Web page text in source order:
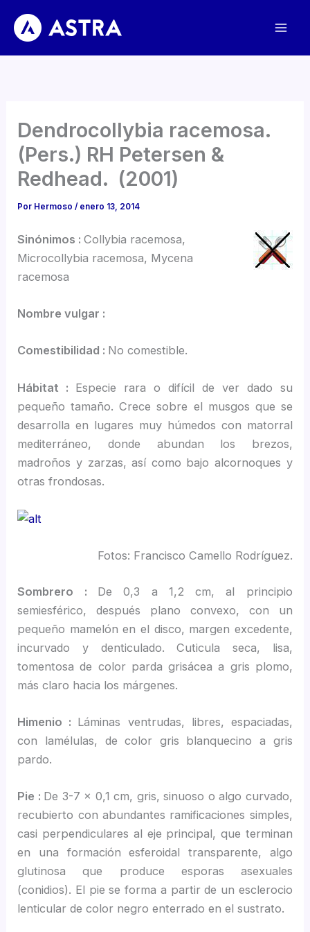
contenido
Dendrocollybia racemosa.
(Pers.) RH Petersen &
Redhead. (2001)
Por Hermoso/ enero 13, 2014
Sinónimos :Collybia racemosa,
Microcollybia racemosa, Mycena
racemosa
Nombre vulgar :
Comestibilidad : No comestible.
Hábitat : Especie rara o difícil de ver dado su
pequeño tamaño. Crece sobre el musgos que se
desarrolla en lugares muy húmedos con matorral
mediterráneo, donde abundan los brezos,
madroños y zarzas, así como bajo alcornoques y
otras frondosas.
Fotos: Francisco Camello Rodríguez.
Sombrero : De 0,3 a 1,2 cm, al principio
semiesférico, después plano convexo, con un
pequeño mamelón en el disco, margen excedente,
incurvado y denticulado. Cuticula seca, lisa,
tomentosa de color parda grisácea a gris plomo,
más claro hacia los márgenes.
Himenio : Láminas ventrudas, libres, espaciadas,
con lamélulas, de color gris blanquecino a gris
pardo.
Pie : De 3-7 x 0,1 cm, gris, sinuoso o algo curvado,
recubierto con abundantes ramificaciones simples,
casi perpendiculares al eje principal, que terminan
en una formación esferoidal transparente, algo
glutinosa que produce esporas asexuales
(conidios). El pie se forma a partir de un esclerocio
lenticular de color negro enterrado en el sustrato.